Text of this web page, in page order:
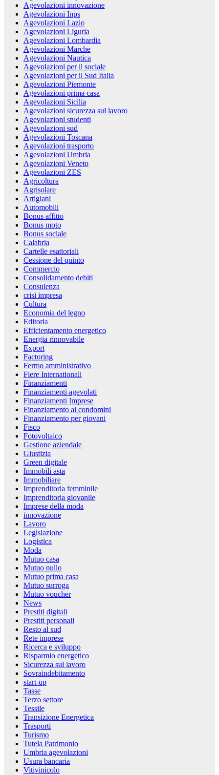
Agevolazioni innovazione
Agevolazioni Inps
Agevolazioni Lazio
Agevolazioni Liguria
Agevolazioni Lombardia
Agevolazioni Marche
Agevolazioni Nautica
Agevolazioni per il sociale
Agevolazioni per il Sud Italia
Agevolazioni Piemonte
Agevolazioni prima casa
Agevolazioni Sicilia
Agevolazioni sicurezza sul lavoro
Agevolazioni studenti
Agevolazioni sud
Agevolazioni Toscana
Agevolazioni trasporto
Agevolazioni Umbria
Agevolazioni Veneto
Agevolazioni ZES
Agricoltura
Agrisolare
Artigiani
Automobili
Bonus affitto
Bonus moto
Bonus sociale
Calabria
Cartelle esattoriali
Cessione del quinto
Commercio
Consolidamento debiti
Consulenza
crisi impresa
Cultura
Economia del legno
Editoria
Efficientamento energetico
Energia rinnovabile
Export
Factoring
Fermo amministrativo
Fiere Internationali
Finanziamenti
Finanziamenti agevolati
Finanziamenti Imprese
Finanziamento ai condomini
Finanziamento per giovani
Fisco
Fotovoltaico
Gestione aziendale
Giustizia
Green digitale
Immobili asta
Immobiliare
Imprenditoria femminile
Imprenditoria giovanile
Imprese della moda
innovazione
Lavoro
Legislazione
Logistica
Moda
Mutuo casa
Mutuo nullo
Mutuo prima casa
Mutuo surroga
Mutuo voucher
News
Prestiti digitali
Prestiti personali
Resto al sud
Rete imprese
Ricerca e sviluppo
Risparmio energetico
Sicurezza sul lavoro
Sovraindebitamento
start-up
Tasse
Terzo settore
Tessile
Transizione Energetica
Trasporti
Turismo
Tutela Patrimonio
Umbria agevolazioni
Usura bancaria
Vitivinicolo